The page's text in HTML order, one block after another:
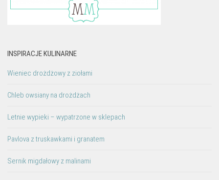
INSPIRACJE KULINARNE
Wieniec drożdżowy z ziołami
Chleb owsiany na drożdżach
Letnie wypieki – wypatrzone w sklepach
Pavlova z truskawkami i granatem
Sernik migdałowy z malinami